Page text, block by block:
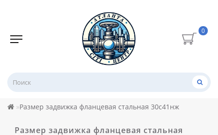
0
Размер задвижка фланцевая стальная 30с41нж
Размер задвижка фланцевая стальная